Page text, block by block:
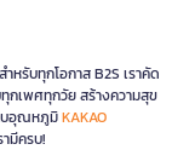
รับทุกโอกาส B2S เราคัด
กเพศทุกวัย สร้างความสุข
บอุณหภูมิKAKAO
ามีครบ!